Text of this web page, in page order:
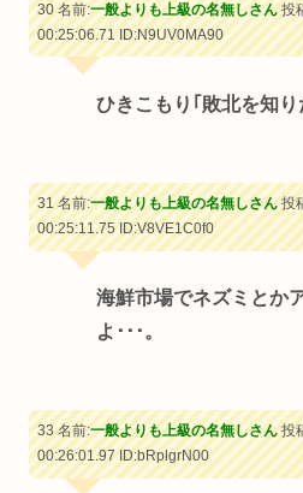
30 名前:一般よりも上級の名無しさん投
00:25:06.71ID:N9UV0MA90
ひきこもり｢敗北を知り
31 名前:一般よりも上級の名無しさん投
00:25:11.75ID:V8VE1C0f0
海鮮市場でネズミとか
よ･･･。
33 名前:一般よりも上級の名無しさん投
00:26:01.97ID:bRplgrN00